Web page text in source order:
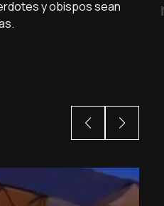
y obispos sean